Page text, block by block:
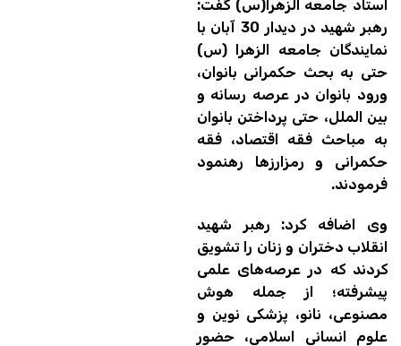
استاد جامعه الزهرا(س) گفت:
رهبر شهید در دیدار 30 آبان با
نمایندگان جامعه الزهرا (س)
حتی به بحث حکمرانی بانوان،
ورود بانوان در عرصه رسانه و
بین الملل، حتی پرداختن بانوان
به مباحث فقه اقتصاد، فقه
حکمرانی و رمزارزها رهنمود
فرمودند.
وی اضافه کرد: رهبر شهید
انقلاب دختران و زنان را تشویق
کردند که در عرصه‌های علمی
پیشرفته؛ از جمله هوش
مصنوعی، نانو، پزشکی نوین و
علوم انسانی اسلامی، حضور